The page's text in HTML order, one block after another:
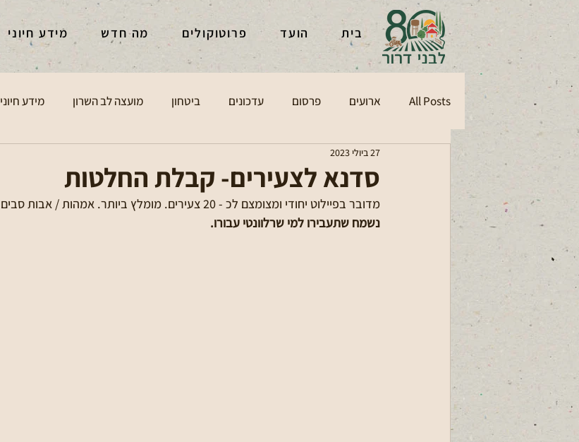
בית הועד פרוטוקולים מה חדש מידע חיוני
All Posts ארועים פרסום עדכונים ביטחון מועצה לב השרון מידע חיוני
סדנא לצעירים- קבלת החלטות
27 ביולי 2023
מדובר בפיילוט יחודי ומצומצם לכ - 20 צעירים. מומלץ ביותר. אמהות / אבות סבים / סבתות
נשמח שתעבירו למי שרלוונטי עבורו.